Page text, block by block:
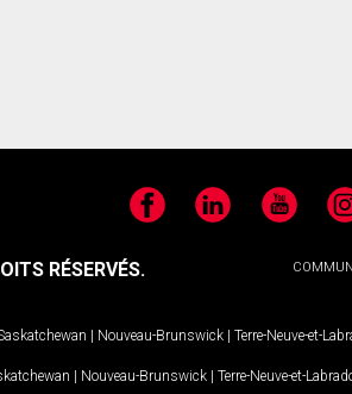
FacebookLinkedIn YouTube
RÉSERVÉS.
| Nouveau-Brunswick | Terre-Neuve-et-
| Nouveau-Brunswick | Terre-Neuve-et-